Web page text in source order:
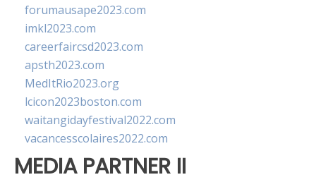
forumausape2023.com
imkl2023.com
careerfaircsd2023.com
apsth2023.com
MedItRio2023.org
lcicon2023boston.com
waitangidayfestival2022.com
vacancesscolaires2022.com
MEDIA PARTNER II